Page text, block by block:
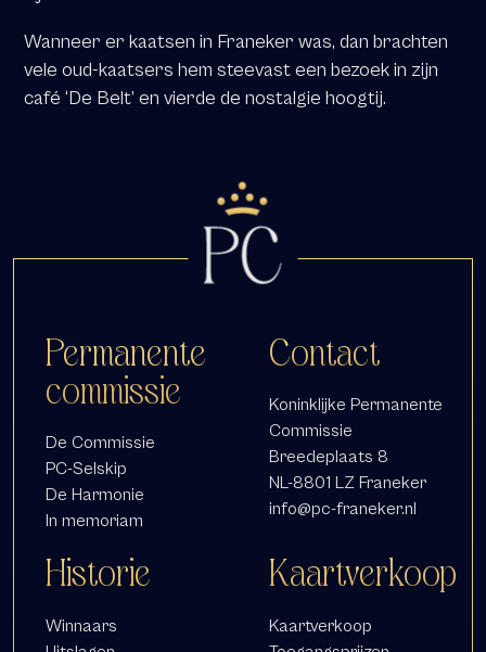
Wanneer er kaatsen in Franeker was, dan brachten
vele oud-­kaatsers hem steevast een bezoek in zijn
café ‘De Belt’ en vierde de nostalgie hoogtij.
Contact
Koninklijke Permanente
Commissie
Breedeplaats 8
NL-8801 LZ Franeker
info@pc-franeker.nl
Permanente
commissie
De Commissie
PC-Selskip
De Harmonie
In memoriam
Historie
Winnaars
Kaartverkoop
Kaartverkoop